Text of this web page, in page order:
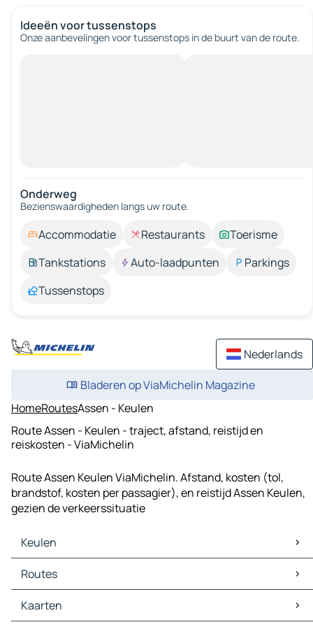
Ideeën voor tussenstops
Onze aanbevelingen voor tussenstops in de buurt van de route.
Onderweg
Bezienswaardigheden langs uw route.
Accommodatie Restaurants
Toerisme
Tankstations
Auto-laadpunten
Parkings
Tussenstops
Nederlands
Bladeren op ViaMichelin Magazine
HomeRoutesAssen - Keulen
Route Assen - Keulen - traject, afstand, reistijd en
reiskosten - ViaMichelin
Route Assen Keulen ViaMichelin. Afstand, kosten (tol,
brandstof, kosten per passagier), en reistijd Assen Keulen,
gezien de verkeerssituatie
Keulen
Keulen Kaarten
Keulen Verkeer
Keulen Hotels
Keulen Restaurants
Routes
Routes Keulen - Düsseldorf
Routes Keulen - Essen
Kaarten